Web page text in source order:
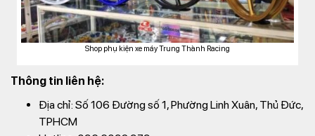
Shop phụ kiện xe máy Trung Thành Racing
Thông tin liên hệ:
Địa chỉ: Số 106 Đường số 1, Phường Linh Xuân, Thủ Đức,
TPHCM